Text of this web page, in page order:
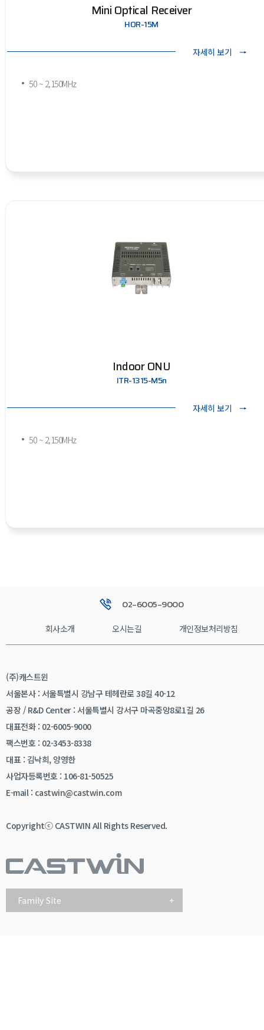
Mini Optical Receiver
HOR-15M
자세히 보기
50 ~ 2,150MHz
Indoor ONU
ITR-1315-M5n
자세히 보기
50 ~ 2,150MHz
02-6005-9000
회사소개 오시는길 개인정보처리방침
(주)캐스트윈
서울본사 : 서울특별시 강남구 테헤란로 38길 40-12
공장 / R&D Center : 서울특별시 강서구 마곡중앙8로1길 26
대표전화 : 02-6005-9000
팩스번호 : 02-3453-8338
대표 : 김낙희, 양영한
사업자등록번호 : 106-81-50525
E-mail : castwin@castwin.com
Copyrightⓒ CASTWIN All Rights Reserved.
Family Site +